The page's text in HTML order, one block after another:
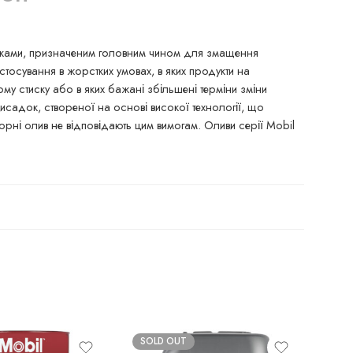
призначеним головним чином для змащення
в жорстких умовах, в яких продукти на
стиску або в яких бажані збільшені терміни зміни
створеної на основі високої технології, що
олив не відповідають цим вимогам. Оливи серії Mobil
SOLD OUT